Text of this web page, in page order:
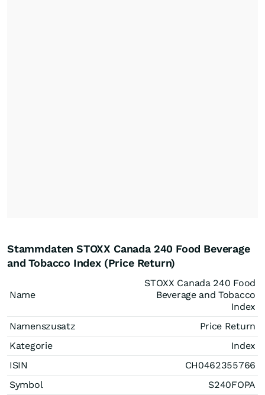
Stammdaten STOXX Canada 240 Food Beverage
and Tobacco Index (Price Return)
Name
STOXX Canada 240 Food
Beverage and Tobacco
Index
Namenszusatz
Price Return
Kategorie
Index
ISIN
CH0462355766
Symbol
S240FOPA